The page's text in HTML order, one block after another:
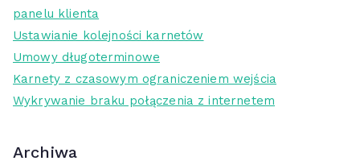
panelu klienta
Ustawianie kolejności karnetów
Umowy długoterminowe
Karnety z czasowym ograniczeniem wejścia
Wykrywanie braku połączenia z internetem
Archiwa